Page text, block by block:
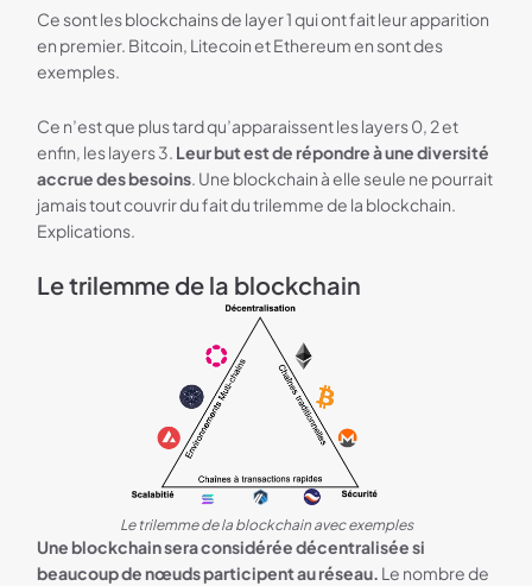
Ce sont les blockchains de layer 1 qui ont fait leur apparition
en premier. Bitcoin, Litecoin et Ethereum en sont des
exemples.
Ce n’est que plus tard qu’apparaissent les layers 0, 2 et
enfin, les layers 3. Leur but est de répondre à une diversité
accrue des besoins. Une blockchain à elle seule ne pourrait
jamais tout couvrir du fait du trilemme de la blockchain.
Explications.
Le trilemme de la blockchain
Le trilemme de la blockchain avec exemples
Une blockchain sera considérée décentralisée si
beaucoup de nœuds participent au réseau. Le nombre de